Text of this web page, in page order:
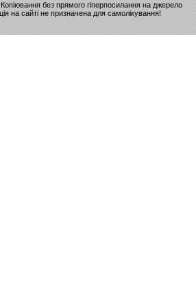
без прямого гіперпосилання на джерело
на сайті не призначена для самолікування!